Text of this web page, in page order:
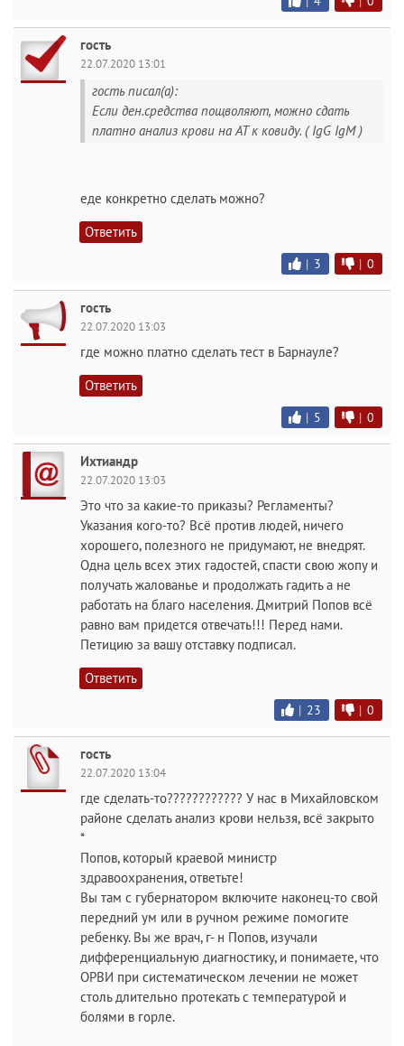
гость
22.07.2020 13:01
гость писал(а):
Если ден.средства пощволяют, можно сдать
платно анализ крови на АТ к ковиду. ( IgG IgМ )
еде конкретно сделать можно?
Ответить
| 3 | 0
гость
22.07.2020 13:03
где можно платно сделать тест в Барнауле?
Ответить
| 5 | 0
Ихтиандр
22.07.2020 13:03
Это что за какие-то приказы? Регламенты?
Указания кого-то? Всё против людей, ничего
хорошего, полезного не придумают, не внедрят.
Одна цель всех этих гадостей, спасти свою жопу и
получать жалованье и продолжать гадить а не
работать на благо населения. Дмитрий Попов всё
равно вам придется отвечать!!! Перед нами.
Петицию за вашу отставку подписал.
Ответить
| 23 | 0
гость
22.07.2020 13:04
где сделать-то???????????? У нас в Михайловском
районе сделать анализ крови нельзя, всё закрыто
*
Попов, который краевой министр
здравоохранения, ответьте!
Вы там с губернатором включите наконец-то свой
передний ум или в ручном режиме помогите
ребенку. Вы же врач, г- н Попов, изучали
дифференциальную диагностику, и понимаете, что
ОРВИ при систематическом лечении не может
столь длительно протекать с температурой и
болями в горле.